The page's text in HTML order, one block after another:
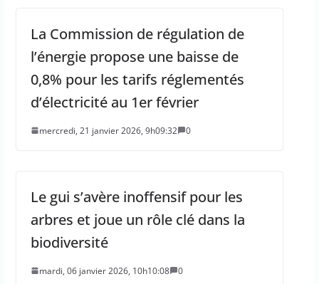
La Commission de régulation de
l’énergie propose une baisse de
0,8% pour les tarifs réglementés
d’électricité au 1er février
mercredi, 21 janvier 2026, 9h09:32 0
Le gui s’avère inoffensif pour les
arbres et joue un rôle clé dans la
biodiversité
mardi, 06 janvier 2026, 10h10:08 0